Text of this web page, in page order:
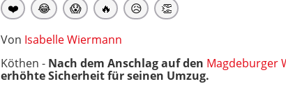
❤️ 😂 😱 🔥 😥 👏
Von Isabelle Wiermann
Köthen - Nach dem Anschlag auf den Magdeburger
erhöhte Sicherheit für seinen Umzug.